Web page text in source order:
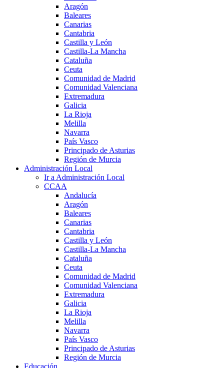
Aragón
Baleares
Canarias
Cantabria
Castilla y León
Castilla-La Mancha
Cataluña
Ceuta
Comunidad de Madrid
Comunidad Valenciana
Extremadura
Galicia
La Rioja
Melilla
Navarra
País Vasco
Principado de Asturias
Región de Murcia
Administración Local
Ir a Administración Local
CCAA
Andalucía
Aragón
Baleares
Canarias
Cantabria
Castilla y León
Castilla-La Mancha
Cataluña
Ceuta
Comunidad de Madrid
Comunidad Valenciana
Extremadura
Galicia
La Rioja
Melilla
Navarra
País Vasco
Principado de Asturias
Región de Murcia
Educación